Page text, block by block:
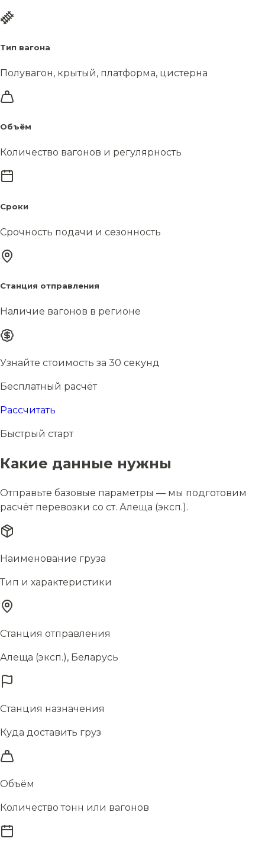
Тип вагона
Полувагон, крытый, платформа, цистерна
Объём
Количество вагонов и регулярность
Сроки
Срочность подачи и сезонность
Станция отправления
Наличие вагонов в регионе
Узнайте стоимость за 30 секунд
Бесплатный расчёт
Рассчитать
Быстрый старт
Какие данные нужны
Отправьте базовые параметры — мы подготовим
расчёт перевозки со ст. Алеща (эксп.).
Наименование груза
Тип и характеристики
Станция отправления
Алеща (эксп.), Беларусь
Станция назначения
Куда доставить груз
Объём
Количество тонн или вагонов